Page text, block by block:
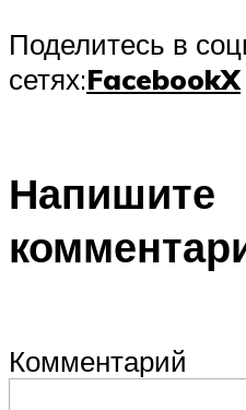
Поделитесь в
сетях:FacebookX
Напишите
Комментарий